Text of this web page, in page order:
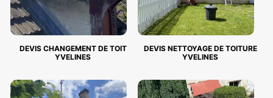
DEVIS CHANGEMENT DE TOIT
YVELINES
DEVIS NETTOYAGE DE TOITURE
YVELINES